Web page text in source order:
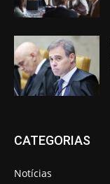
CATEGORIAS
Notícias